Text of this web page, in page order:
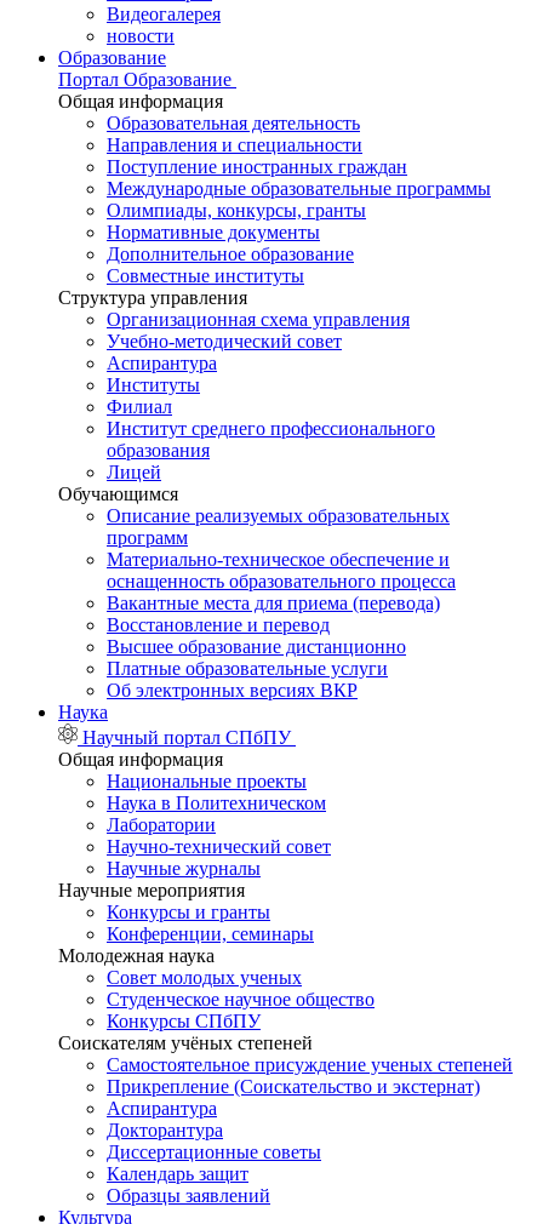
Видеогалерея
новости
Образование
Портал Образование
Общая информация
Образовательная деятельность
Направления и специальности
Поступление иностранных граждан
Международные образовательные программы
Олимпиады, конкурсы, гранты
Нормативные документы
Дополнительное образование
Совместные институты
Структура управления
Организационная схема управления
Учебно-методический совет
Аспирантура
Институты
Филиал
Институт среднего профессионального
образования
Лицей
Обучающимся
Описание реализуемых образовательных
программ
Материально-техническое обеспечение и
оснащенность образовательного процесса
Вакантные места для приема (перевода)
Восстановление и перевод
Высшее образование дистанционно
Платные образовательные услуги
Об электронных версиях ВКР
Наука
Научный портал СПбПУ
Общая информация
Национальные проекты
Наука в Политехническом
Лаборатории
Научно-технический совет
Научные журналы
Научные мероприятия
Конкурсы и гранты
Конференции, семинары
Молодежная наука
Совет молодых ученых
Студенческое научное общество
Конкурсы СПбПУ
Соискателям учёных степеней
Самостоятельное присуждение ученых степеней
Прикрепление (Соискательство и экстернат)
Аспирантура
Докторантура
Диссертационные советы
Календарь защит
Образцы заявлений
Культура